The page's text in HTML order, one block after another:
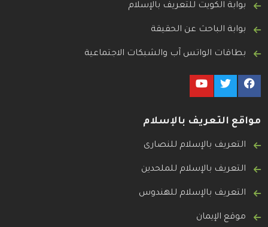
بوابة الكويت للتعريف بالإسلام
بوابة الباحث عن الحقيقة
بطاقات الواتس آب والشبكات الاجتماعية
مواقع التعريف بالإسلام
التعريف بالإسلام للنصارى
التعريف بالإسلام للملحدين
التعريف بالإسلام للهندوس
موقع الإيمان